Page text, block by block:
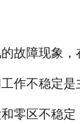
障现象，
作不稳定是
零区不稳